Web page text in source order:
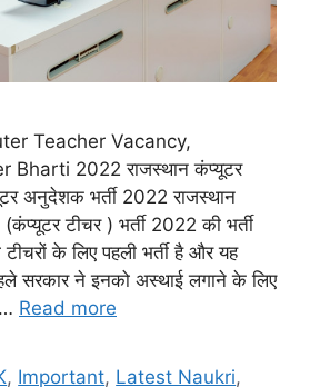
Teacher Vacancy,
Bharti 2022 राजस्थान कंप्यूटर
अनुदेशक भर्ती 2022 राजस्थान
टीचर ) भर्ती 2022 की भर्ती
के लिए पहली भर्ती है और यह
सरकार ने इनको अस्थाई लगाने के लिए
Read more
, Important, Latest Naukri,